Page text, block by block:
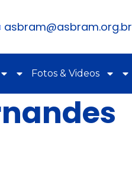
asbram@asbram.org.br
Fotos & Videos